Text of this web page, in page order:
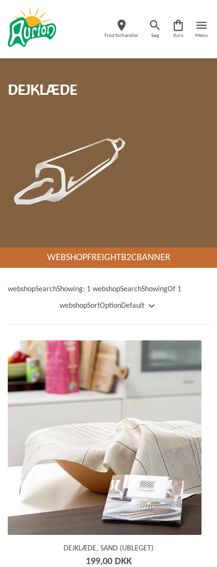
Find forhandler Søg Kurv Menu
DEJKLÆDE
WEBSHOPFREIGHTB2CBANNER
webshopSearchShowing: 1 webshopSearchShowingOf 1
webshopSortOptionDefault
webshopSortOptionName
webshopSortOptionPrice
webshopSortOptionPriceDescending
webshopSortOptionWeight
webshopSortOptionWeightDescending
webshopSortOptionNewest
DEJKLÆDE, SAND (UBLEGET)
199,00 DKK